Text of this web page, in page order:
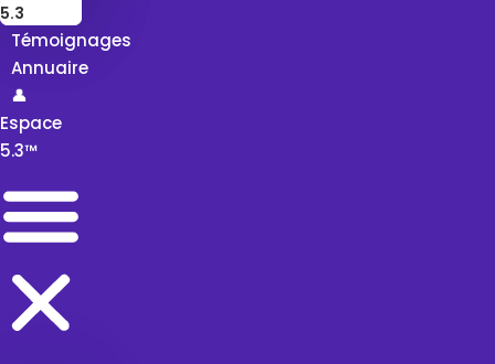
5.3
Témoignages
Annuaire
👤
Espace
5.3™